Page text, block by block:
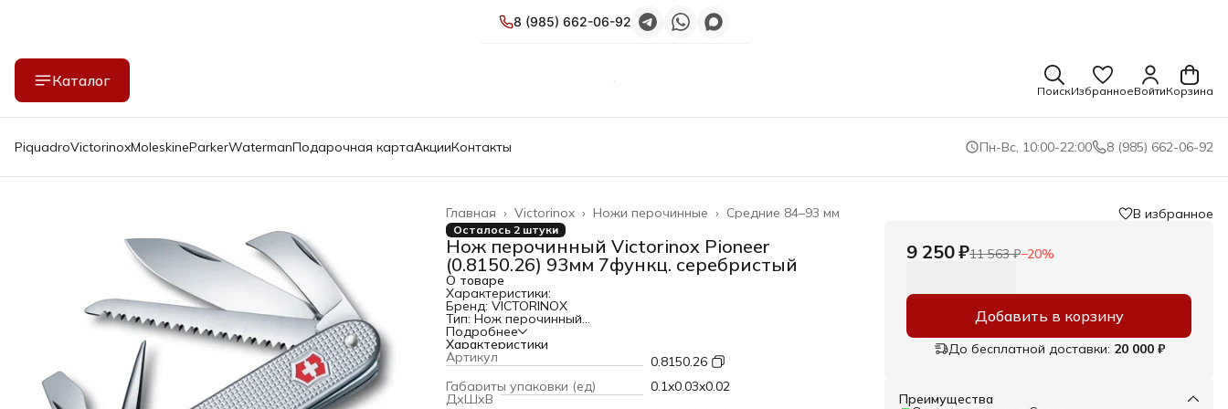
8 (985) 662-06-92
Каталог
ПоискИзбранноеВойтиКорзина
PiquadroVictorinoxMoleskineParkerWatermanПодарочная картаАкцииКонтакты Пн-Вс, 10:00-22:00 8 (985) 662-06-92
Средние 84–93 мм
Ножи перочинные ›
Victorinox ›
Главная ›
Осталось 2 штуки
Нож перочинный Victorinox Pioneer
(0.8150.26) 93мм 7функц. серебристый
О товаре
Характеристики:
Бренд: VICTORINOX
Тип: Нож перочинный
Модель: Pioneer
PartNumber/Артикул Производителя: 0.8150.26
Описание: Нож перочинный Victorinox Pioneer с алюминиевой
рукоятью и 7 функциями
Тип лезвия: складное
Длина мультитула: 93 мм
Подробнее
Характеристики
Артикул
0.8150.26
Габариты упаковки (ед)
ДхШхВ
0.1x0.03x0.02
В избранное
9 250 ₽11 563 ₽−20%
Добавить в корзину
До бесплатной доставки: 20 000 ₽
Преимущества